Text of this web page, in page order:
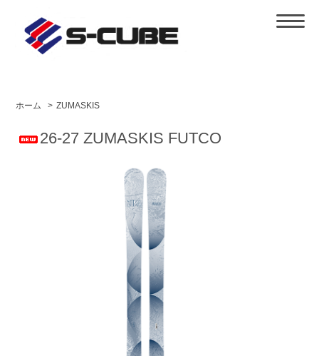
ホーム > ZUMASKIS
26-27 ZUMASKIS FUTCO